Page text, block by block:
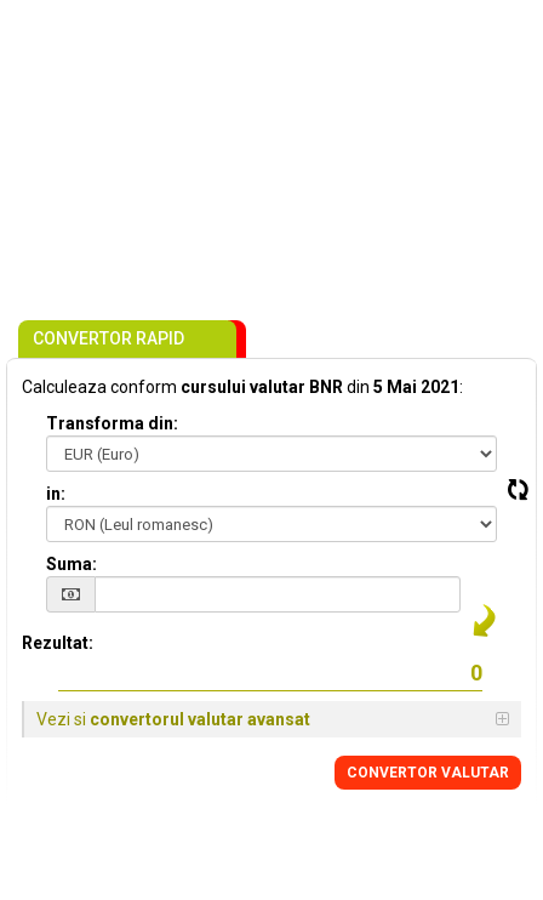
CONVERTOR RAPID
Calculeaza conform cursului valutar BNR din 5 Mai 2021:
Transforma din:
in:
Suma:
Rezultat:
Vezi si convertorul valutar avansat
CONVERTOR VALUTAR